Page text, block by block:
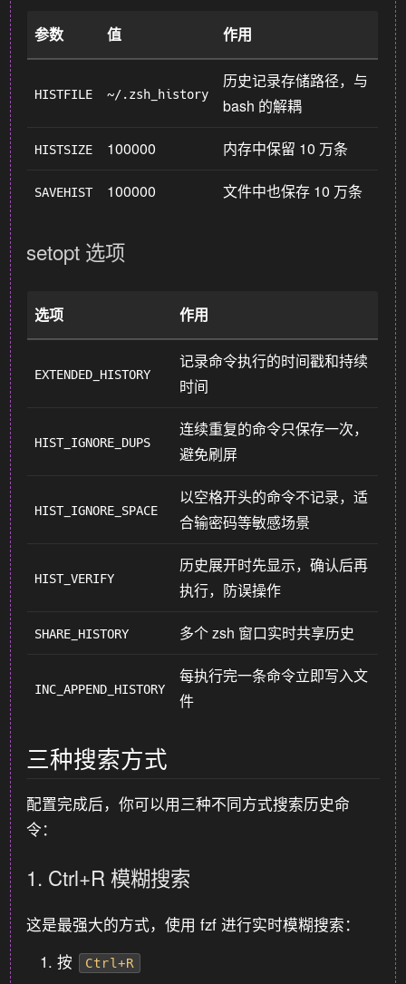
参数 值 作用
HISTFILE ~/.zsh_history
历史记录存储路径，与
bash 的解耦
HISTSIZE 100000 内存中保留 10 万条
SAVEHIST 100000 文件中也保存 10 万条
setopt 选项
选项 作用
EXTENDED_HISTORY
记录命令执行的时间戳和持续
时间
HIST_IGNORE_DUPS
连续重复的命令只保存一次，
避免刷屏
HIST_IGNORE_SPACE
以空格开头的命令不记录，适
合输密码等敏感场景
HIST_VERIFY
历史展开时先显示，确认后再
执行，防误操作
SHARE_HISTORY 多个 zsh 窗口实时共享历史
INC_APPEND_HISTORY
每执行完一条命令立即写入文
件
三种搜索方式
配置完成后，你可以用三种不同方式搜索历史命
令：
1. Ctrl+R 模糊搜索
这是最强大的方式，使用 fzf 进行实时模糊搜索：
按
Ctrl+R